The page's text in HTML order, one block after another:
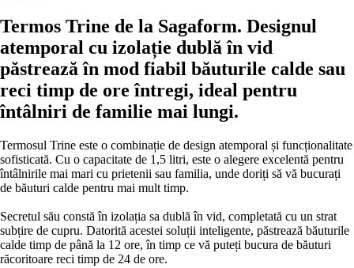
Termos Trine de la Sagaform. Designul
atemporal cu izolație dublă în vid
păstrează în mod fiabil băuturile calde sau
reci timp de ore întregi, ideal pentru
întâlniri de familie mai lungi.
Termosul Trine este o combinație de design atemporal și funcționalitate
sofisticată. Cu o capacitate de 1,5 litri, este o alegere excelentă pentru
întâlnirile mai mari cu prietenii sau familia, unde doriți să vă bucurați
de băuturi calde pentru mai mult timp.
Secretul său constă în izolația sa dublă în vid, completată cu un strat
subțire de cupru. Datorită acestei soluții inteligente, păstrează băuturile
calde timp de până la 12 ore, în timp ce vă puteți bucura de băuturi
răcoritoare reci timp de 24 de ore.